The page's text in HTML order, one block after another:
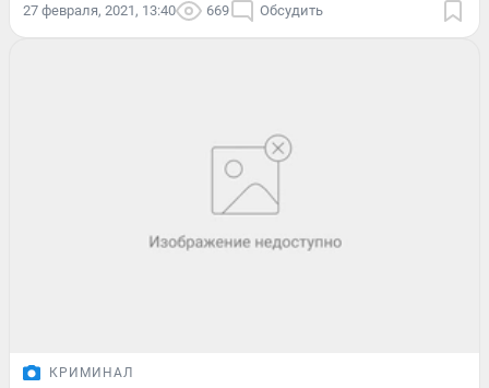
27 февраля, 2021, 13:40 669 Обсудить
КРИМИНАЛ